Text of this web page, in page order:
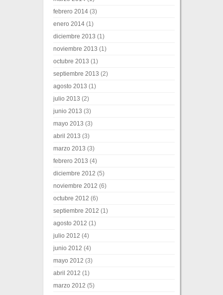
febrero 2014 (3)
enero 2014 (1)
diciembre 2013 (1)
noviembre 2013 (1)
octubre 2013 (1)
septiembre 2013 (2)
agosto 2013 (1)
julio 2013 (2)
junio 2013 (3)
mayo 2013 (3)
abril 2013 (3)
marzo 2013 (3)
febrero 2013 (4)
diciembre 2012 (5)
noviembre 2012 (6)
octubre 2012 (6)
septiembre 2012 (1)
agosto 2012 (1)
julio 2012 (4)
junio 2012 (4)
mayo 2012 (3)
abril 2012 (1)
marzo 2012 (5)